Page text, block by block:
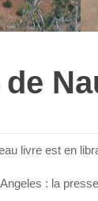
livre est en
: la